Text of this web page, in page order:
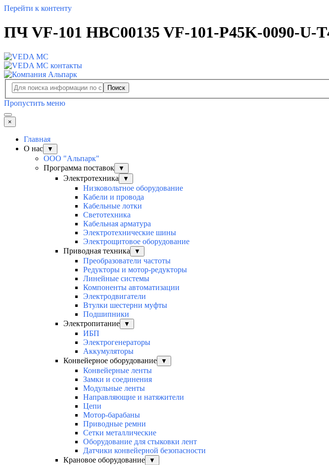
Перейти к контенту
ПЧ VF-101 HBC00135 VF-101-P45K-0090-U-
Поиск
Пропустить меню
×
Главная
О нас
▼
ООО "Альпарк"
Программа поставок
▼
Электротехника ▼
Низковольтное оборудование
Кабели и провода
Кабельные лотки
Светотехника
Кабельная арматура
Электротехнические шины
Электрощитовое оборудование
Приводная техника
▼
Преобразователи частоты
Редукторы и мотор-редукторы
Линейные системы
Компоненты автоматизации
Электродвигатели
Втулки шестерни муфты
Подшипники
Электропитание
▼
ИБП
Электрогенераторы
Аккумуляторы
Конвейерное оборудование
▼
Конвейерные ленты
Замки и соединения
Модульные ленты
Направляющие и натяжители
Цепи
Мотор-барабаны
Приводные ремни
Сетки металлические
Оборудование для стыковки лент
Датчики конвейерной безопасности
Крановое оборудование
▼